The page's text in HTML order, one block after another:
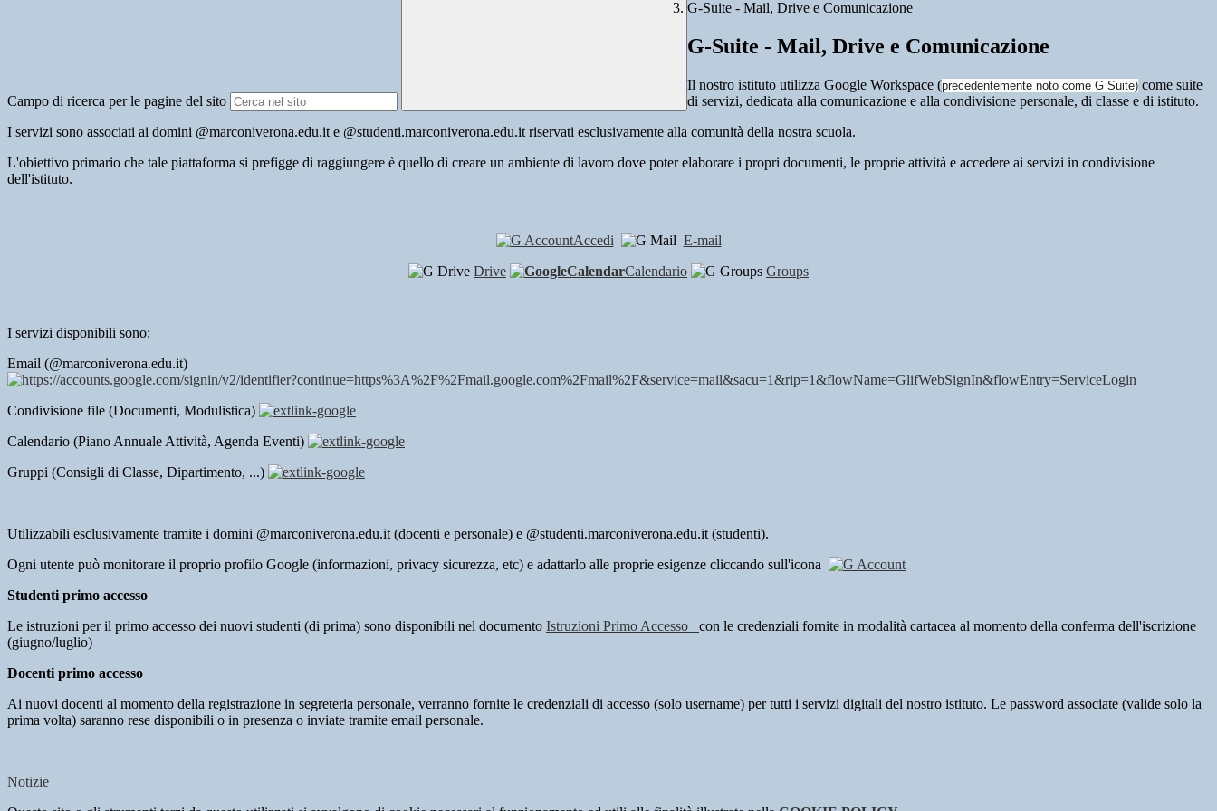
Campo di ricerca per le pagine del sito
G-Suite - Mail, Drive e Comunicazione
G-Suite - Mail, Drive e Comunicazione
Il nostro istituto utilizza Google Workspace (precedentemente noto come G Suite) come suite
di servizi, dedicata alla comunicazione e alla condivisione personale, di classe e di istituto.
I servizi sono associati ai domini @marconiverona.edu.it e @studenti.marconiverona.edu.it riservati esclusivamente alla comunità della nostra scuola.
L'obiettivo primario che tale piattaforma si prefigge di raggiungere è quello di creare un ambiente di lavoro dove poter elaborare i propri documenti, le proprie attività e accedere ai servizi in condivisione
dell'istituto.
Accedi
E-mail
Drive
Calendario Groups
I servizi disponibili sono:
Email (@marconiverona.edu.it)
Condivisione file (Documenti, Modulistica)
Calendario (Piano Annuale Attività, Agenda Eventi)
Gruppi (Consigli di Classe, Dipartimento, ...)
Utilizzabili esclusivamente tramite i domini @marconiverona.edu.it (docenti e personale) e @studenti.marconiverona.edu.it (studenti).
Ogni utente può monitorare il proprio profilo Google (informazioni, privacy sicurezza, etc) e adattarlo alle proprie esigenze cliccando sull'icona
Studenti primo accesso
Le istruzioni per il primo accesso dei nuovi studenti (di prima) sono disponibili nel documento Istruzioni Primo Accesso
con le credenziali fornite in modalità cartacea al momento della conferma dell'iscrizione
(giugno/luglio)
Docenti primo accesso
Ai nuovi docenti al momento della registrazione in segreteria personale, verranno fornite le credenziali di accesso (solo username) per tutti i servizi digitali del nostro istituto. Le password associate (valide solo la
prima volta) saranno rese disponibili o in presenza o inviate tramite email personale.
Notizie